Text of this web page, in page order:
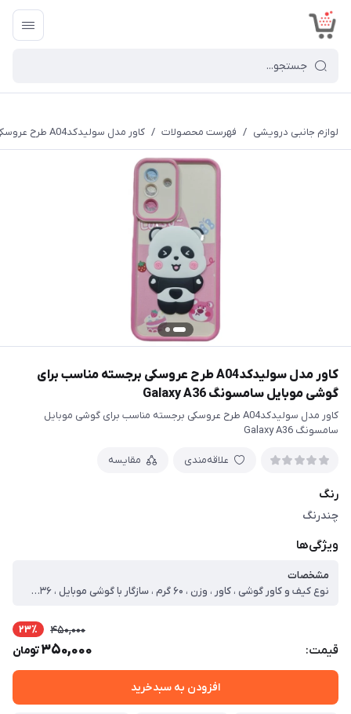
لوازم جانبی درویشی / فهرست محصولات / کاور مدل سولیدکدA04 طرح عروسکی برجسته مناسب برای گوشی موبایل سامسونگ Galaxy A36
کاور مدل سولیدکدA04 طرح عروسکی برجسته مناسب برای
گوشی موبایل سامسونگ Galaxy A36
کاور مدل سولیدکدA04 طرح عروسکی برجسته مناسب برای گوشی موبایل
سامسونگ Galaxy A36
علاقه‌مندی مقایسه
رنگ
چندرنگ
ویژگی‌ها
مشخصات
نوع کیف و کاور گوشی ، کاور ، وزن ، ۶۰ گرم ، سازگار با گوشی موبایل ، Samsung Galaxy A۳۶ ، ساختار ، مات ، سطح پوشش ، قاب پشتی ، لبه بالایی ، لبه پایینی ، لبه چپ ، لبه راست ، حفاظت از دکمه‌ها
قیمت:
450,000 23٪
350,000تومان
افزودن به سبدخرید